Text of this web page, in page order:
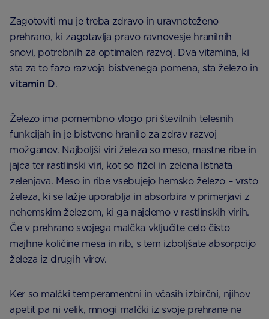
Zagotoviti mu je treba zdravo in uravnoteženo
prehrano, ki zagotavlja pravo ravnovesje hranilnih
snovi, potrebnih za optimalen razvoj. Dva vitamina, ki
sta za to fazo razvoja bistvenega pomena, sta železo in
vitamin D.
Železo ima pomembno vlogo pri številnih telesnih
funkcijah in je bistveno hranilo za zdrav razvoj
možganov. Najboljši viri železa so meso, mastne ribe in
jajca ter rastlinski viri, kot so fižol in zelena listnata
zelenjava. Meso in ribe vsebujejo hemsko železo – vrsto
železa, ki se lažje uporablja in absorbira v primerjavi z
nehemskim železom, ki ga najdemo v rastlinskih virih.
Če v prehrano svojega malčka vključite celo čisto
majhne količine mesa in rib, s tem izboljšate absorpcijo
železa iz drugih virov.
Ker so malčki temperamentni in včasih izbirčni, njihov
apetit pa ni velik, mnogi malčki iz svoje prehrane ne